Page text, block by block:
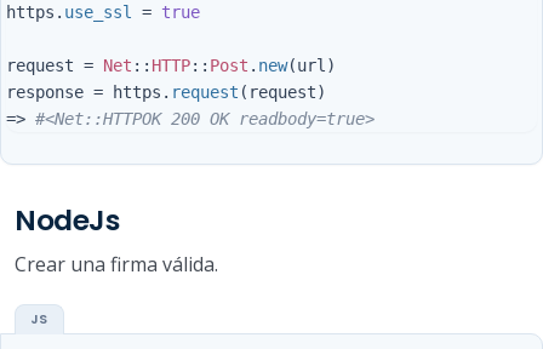
https . use_ssl = true
request = Net :: HTTP:: Post . new(url )
response = https . request ( request)
=> #<Net::HTTPOK 200 OK readbody=true>
NodeJs
Crear una firma válida.